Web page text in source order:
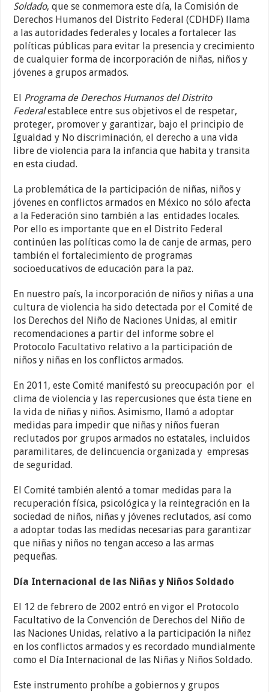
Soldado, que se conmemora este día, la Comisión de
Derechos Humanos del Distrito Federal (CDHDF) llama
a las autoridades federales y locales a fortalecer las
políticas públicas para evitar la presencia y crecimiento
de cualquier forma de incorporación de niñas, niños y
jóvenes a grupos armados.
El Programa de Derechos Humanos del Distrito
Federalestablece entre sus objetivos el de respetar,
proteger, promover y garantizar, bajo el principio de
Igualdad y No discriminación, el derecho a una vida
libre de violencia para la infancia que habita y transita
en esta ciudad.
La problemática de la participación de niñas, niños y
jóvenes en conflictos armados en México no sólo afecta
a la Federación sino también a las entidades locales.
Por ello es importante que en el Distrito Federal
continúen las políticas como la de canje de armas, pero
también el fortalecimiento de programas
socioeducativos de educación para la paz.
En nuestro país, la incorporación de niños y niñas a una
cultura de violencia ha sido detectada por el Comité de
los Derechos del Niño de Naciones Unidas, al emitir
recomendaciones a partir del informe sobre el
Protocolo Facultativo relativo a la participación de
niños y niñas en los conflictos armados.
En 2011, este Comité manifestó su preocupación por el
clima de violencia y las repercusiones que ésta tiene en
la vida de niñas y niños. Asimismo, llamó a adoptar
medidas para impedir que niñas y niños fueran
reclutados por grupos armados no estatales, incluidos
paramilitares, de delincuencia organizada y empresas
de seguridad.
El Comité también alentó a tomar medidas para la
recuperación física, psicológica y la reintegración en la
sociedad de niños, niñas y jóvenes reclutados, así como
a adoptar todas las medidas necesarias para garantizar
que niñas y niños no tengan acceso a las armas
pequeñas.
Día Internacional de las Niñas y Niños Soldado
El 12 de febrero de 2002 entró en vigor el Protocolo
Facultativo de la Convención de Derechos del Niño de
las Naciones Unidas, relativo a la participación la niñez
en los conflictos armados y es recordado mundialmente
como el Día Internacional de las Niñas y Niños Soldado.
Este instrumento prohíbe a gobiernos y grupos